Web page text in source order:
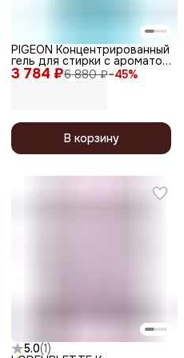
3 784 ₽6 880 ₽−45%
PIGEON Концентрированный
гель для стирки с ароматом
мяты / Act'z Premium Fresh,
2700 мл
В корзину
5.0(1)